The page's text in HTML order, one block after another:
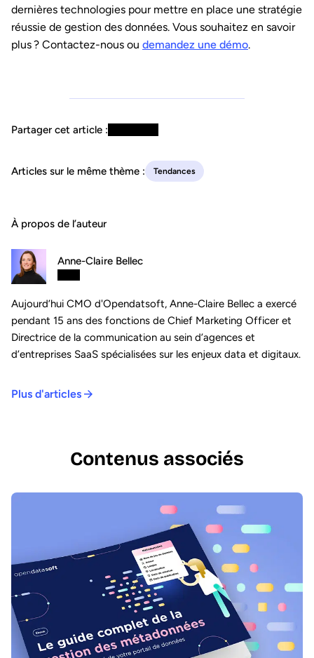
dernières technologies pour mettre en place une stratégie
réussie de gestion des données. Vous souhaitez en savoir
plus ? Contactez-nous ou demandez une démo.
Partager cet article :
Articles sur le même thème : Tendances
À propos de l’auteur
Anne-Claire Bellec
Aujourd’hui CMO d'Opendatsoft, Anne-Claire Bellec a exercé
pendant 15 ans des fonctions de Chief Marketing Officer et
Directrice de la communication au sein d’agences et
d’entreprises SaaS spécialisées sur les enjeux data et digitaux.
Plus d'articles
Contenus associés